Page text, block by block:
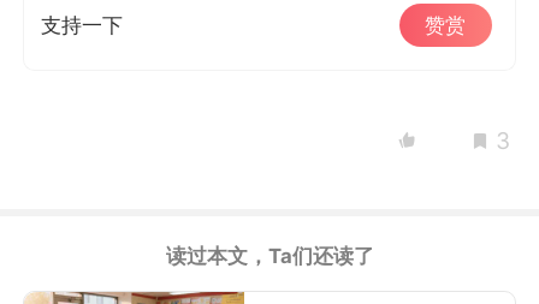
支持一下 赞赏
3
读过本文，Ta们还读了